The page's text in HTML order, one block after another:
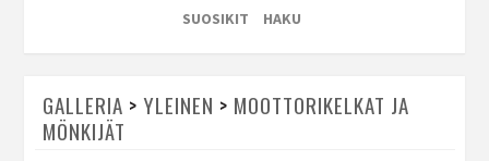
SUOSIKIT
HAKU
GALLERIA > YLEINEN > MOOTTORIKELKAT JA
MÖNKIJÄT